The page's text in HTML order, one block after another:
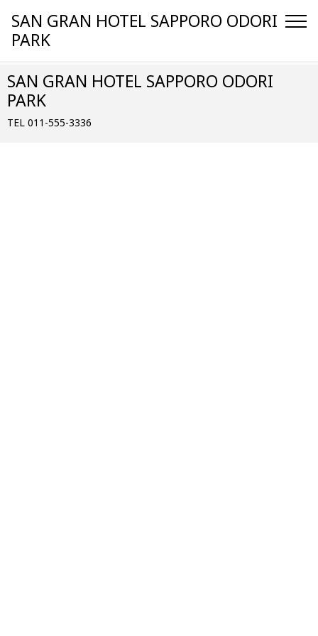
SAN GRAN HOTEL SAPPORO ODORI
PARK
SAN GRAN HOTEL SAPPORO ODORI
PARK
TEL 011-555-3336